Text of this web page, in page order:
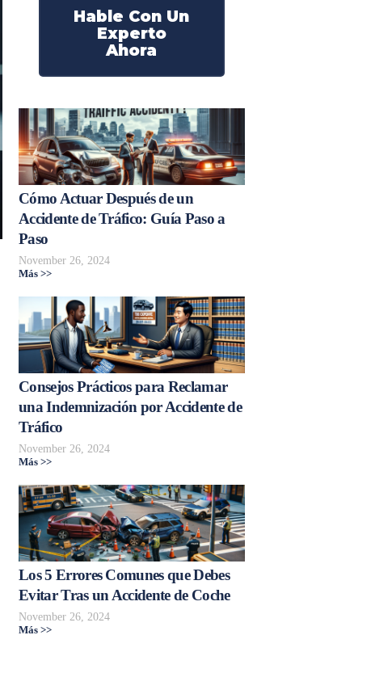
Hable Con Un
Experto
Ahora
Cómo Actuar Después de un
Accidente de Tráfico: Guía Paso a
Paso
November 26, 2024
Más >>
Consejos Prácticos para Reclamar
una Indemnización por Accidente de
Tráfico
November 26, 2024
Más >>
Los 5 Errores Comunes que Debes
Evitar Tras un Accidente de Coche
November 26, 2024
Más >>